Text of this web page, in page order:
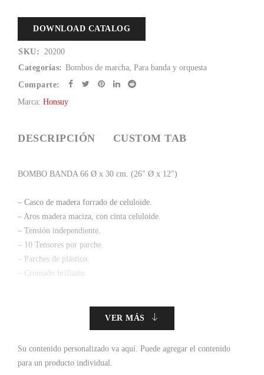
DOWNLOAD CATALOG
SKU: 20200
Categorías: Bombos de marcha, Para banda y orquesta
Comparte:
Marca: Honsuy
DESCRIPCIÓN CUSTOM TAB
BOMBO BANDA 66 Ø x 30 cm. (26″ Ø x 12″)
– Casco de madera forrado de celuloide.
– Aros madera maciza, con cinta celuloide.
– Tensión independiente.
– 10 Tensores por parche.
– Parches de plástico.
– Cromado brillante.
VER MÁS
Su contenido personalizado va aquí. Puede agregar el contenido
para un producto individual.